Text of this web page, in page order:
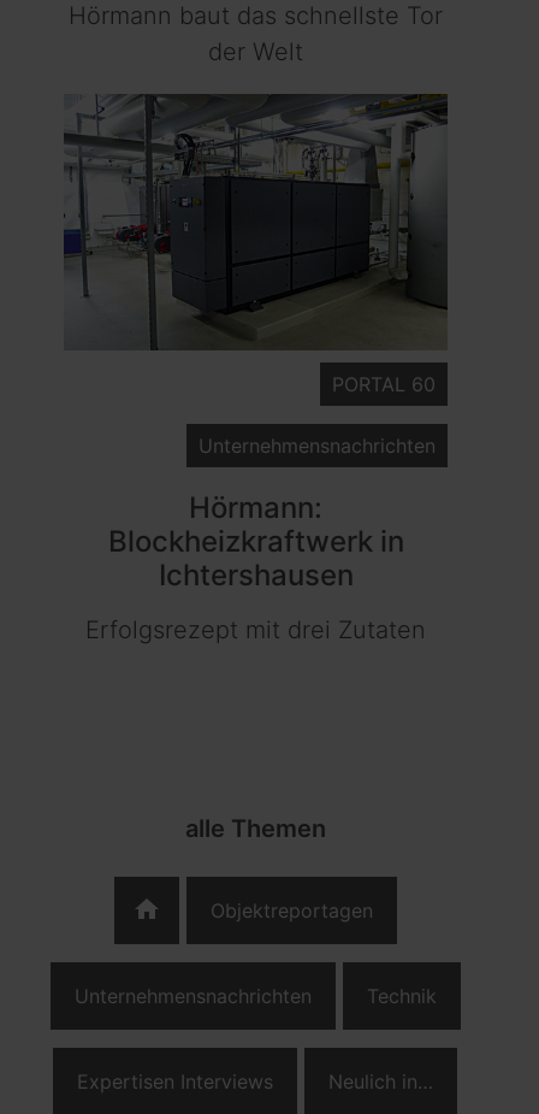
Hörmann baut das schnellste Tor
der Welt
PORTAL 60
Unternehmensnachrichten
Hörmann:
Blockheizkraftwerk in
Ichtershausen
Erfolgsrezept mit drei Zutaten
alle Themen
home Objektreportagen
Unternehmensnachrichten Technik
Expertisen Interviews Neulich in…